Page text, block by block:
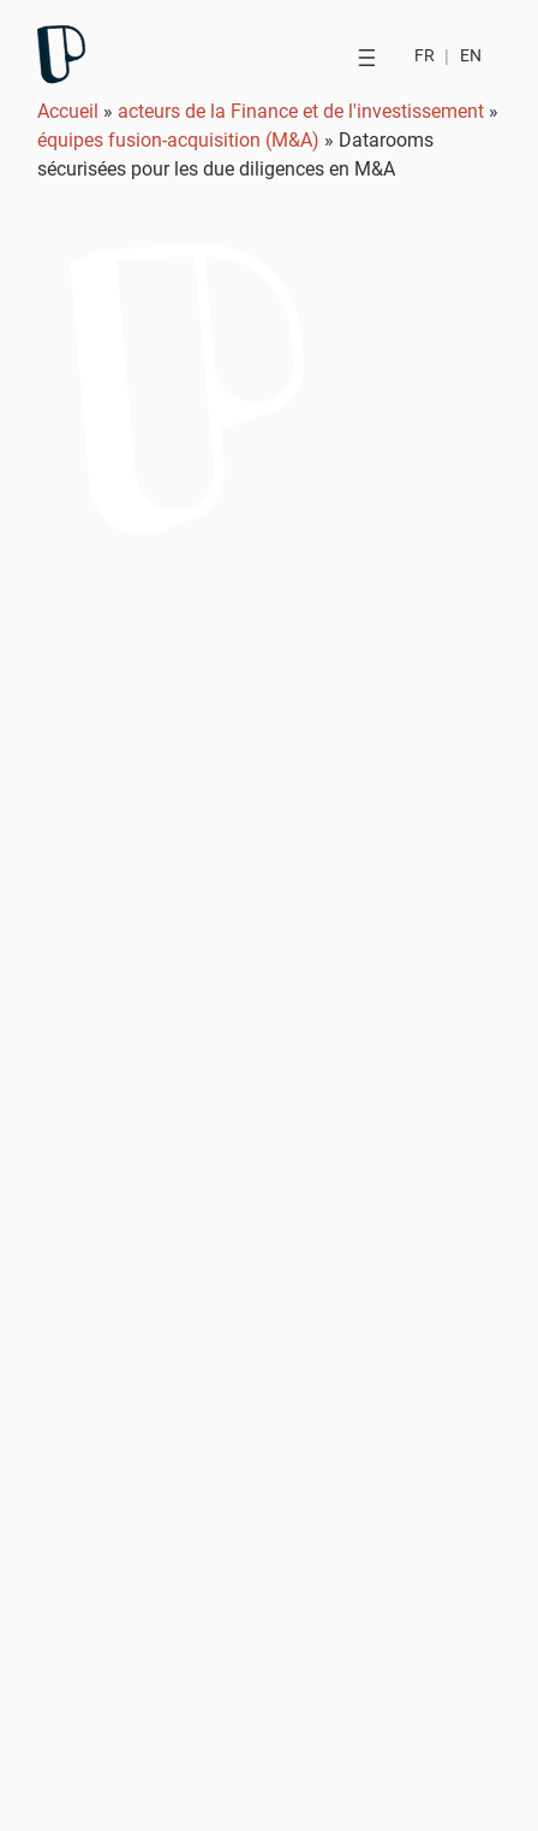
FR | EN
Accueil » acteurs de la Finance et de l'investissement »
équipes fusion-acquisition (M&A) » Datarooms
sécurisées pour les due diligences en M&A